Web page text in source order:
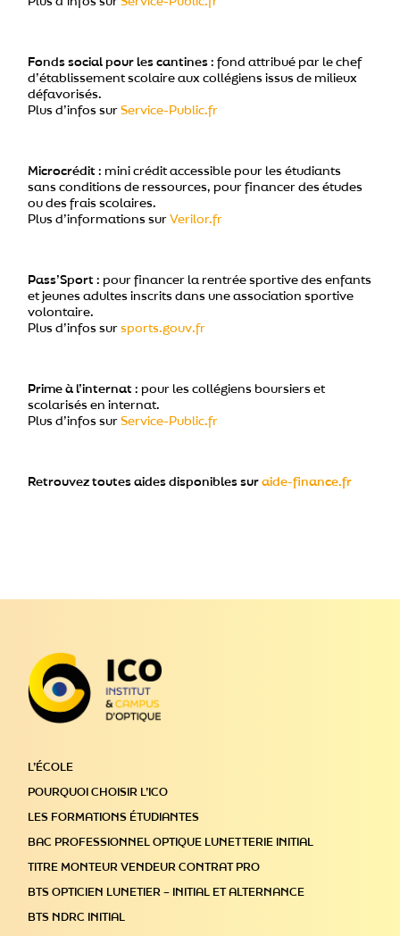
Plus d’infos surService-Public.fr
Fonds social pour les cantines : fond attribué par le chef
d’établissement scolaire aux collégiens issus de milieux
défavorisés.
Plus d’infos surService-Public.fr
Microcrédit : mini crédit accessible pour les étudiants
sans conditions de ressources, pour financer des études
ou des frais scolaires.
Plus d’informations sur Verilor.fr
Pass’Sport : pour financer la rentrée sportive des enfants
et jeunes adultes inscrits dans une association sportive
volontaire.
Plus d’infos sursports.gouv.fr
Prime à l’internat : pour les collégiens boursiers et
scolarisés en internat.
Plus d’infos surService-Public.fr
Retrouvez toutes aides disponibles suraide-finance.fr
L’ÉCOLE
POURQUOI CHOISIR L’ICO
LES FORMATIONS ÉTUDIANTES
BAC PROFESSIONNEL OPTIQUE LUNETTERIE INITIAL
TITRE MONTEUR VENDEUR CONTRAT PRO
BTS OPTICIEN LUNETIER – INITIAL ET ALTERNANCE
BTS NDRC INITIAL